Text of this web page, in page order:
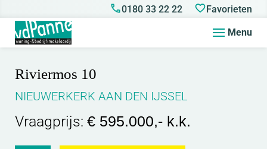
0180 33 22 22 Favorieten
Menu
Riviermos 10
NIEUWERKERK AAN DEN IJSSEL
Vraagprijs: € 595.000,- k.k.